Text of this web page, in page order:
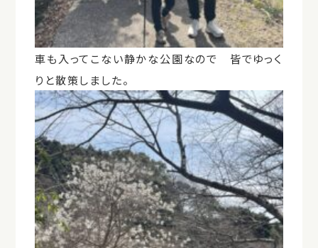
車も入ってこない静かな公園なので 皆でゆっく
りと散策しました。